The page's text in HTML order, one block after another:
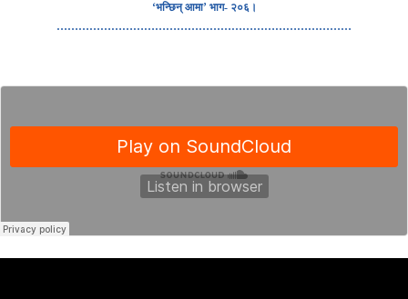
‘भन्छिन् आमा’ भाग- २०६।
………………………………………………………………………